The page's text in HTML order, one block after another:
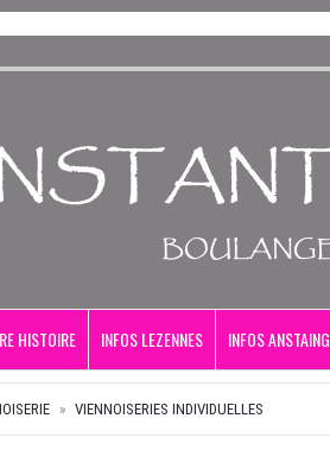
HISTOIRE INFOS LEZENNES INFOS ANSTAING
VIENNOISERIES INDIVIDUELLES